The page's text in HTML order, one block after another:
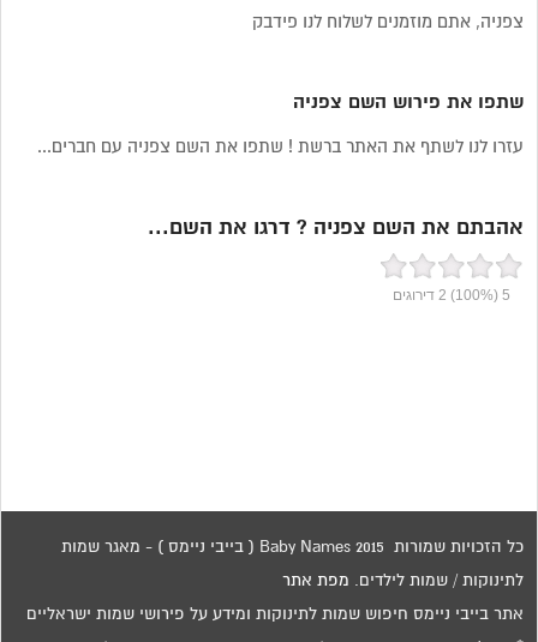
צפניה, אתם מוזמנים לשלוח לנו פידבק
שתפו את פירוש השם צפניה
עזרו לנו לשתף את האתר ברשת ! שתפו את השם צפניה עם חברים...
אהבתם את השם צפניה ? דרגו את השם...
5
(100%)
2 דירוגים
כל הזכויות שמורות 2015 Baby Names ( בייבי ניימס ) - מאגר שמות
לתינוקות / שמות לילדים. מפת אתר
אתר בייבי ניימס חיפוש שמות לתינוקות ומידע על פירושי שמות ישראליים